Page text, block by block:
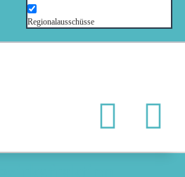
Regionalausschüsse